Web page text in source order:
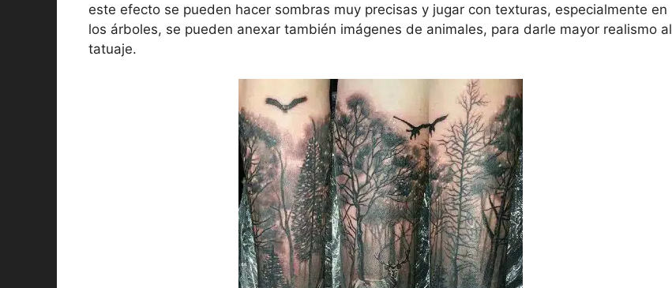
este efecto se pueden hacer sombras muy precisas y jugar con texturas, especialmente en
los árboles, se pueden anexar también imágenes de animales, para darle mayor realismo al
tatuaje.